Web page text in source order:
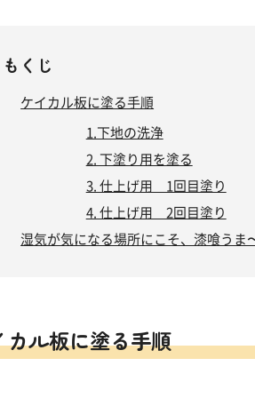
もくじ
ケイカル板に塗る手順
1.下地の洗浄
2. 下塗り用を塗る
3. 仕上げ用 1回目塗り
4. 仕上げ用 2回目塗り
湿気が気になる場所にこそ、漆喰うま
カル板に塗る手順